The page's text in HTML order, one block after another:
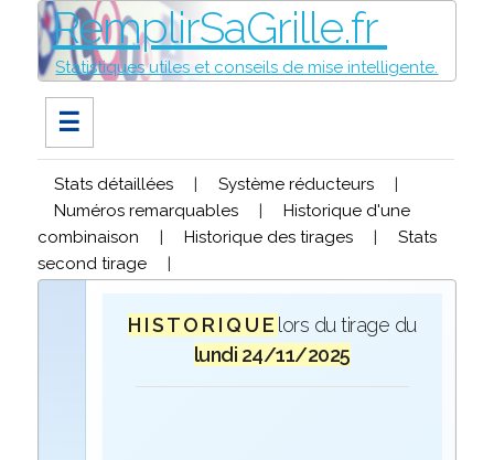
RemplirSaGrille.fr
Statistiques utiles et conseils de mise intelligente.
☰
Stats détaillées | Système réducteurs
|
Numéros remarquables
|
Historique d'une
combinaison
| Historique des tirages |
Stats
second tirage
|
H I S T O R I Q U E lors du tirage du
lundi 24/11/2025